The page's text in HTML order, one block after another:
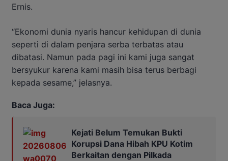
Ernis.
“Ekonomi dunia nyaris hancur kehidupan di dunia
seperti di dalam penjara serba terbatas atau
dibatasi. Namun pada pagi ini kami juga sangat
bersyukur karena kami masih bisa terus berbagi
kepada sesame,” jelasnya.
Baca Juga:
Kejati Belum Temukan Bukti
Korupsi Dana Hibah KPU Kotim
Berkaitan dengan Pilkada